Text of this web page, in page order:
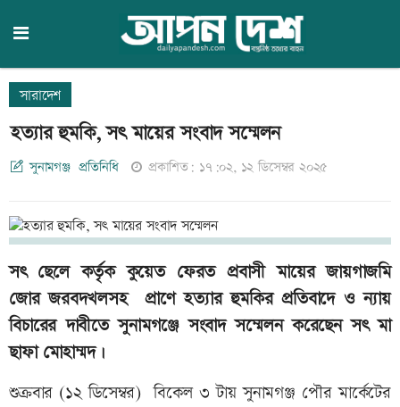
সারাদেশ
হত্যার হুমকি, সৎ মায়ের সংবাদ সম্মেলন
সুনামগঞ্জ প্রতিনিধি প্রকাশিত: ১৭:০২, ১২ ডিসেম্বর ২০২৫
সৎ ছেলে কর্তৃক কুয়েত ফেরত প্রবাসী মায়ের জায়গাজমি
জোর জরবদখলসহ প্রাণে হত্যার হুমকির প্রতিবাদে ও ন্যায়
বিচারের দাবীতে সুনামগঞ্জে সংবাদ সম্মেলন করেছেন সৎ মা
ছাফা মোহাম্মদ।
শুক্রবার (১২ ডিসেম্বর) বিকেল ৩ টায় সুনামগঞ্জ পৌর মার্কেটের